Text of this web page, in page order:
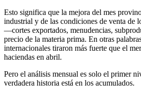
Esto significa que la mejora del mes
industrial y de las condiciones de venta de
—cortes exportados, menudencias,
precio de la materia prima. En otras
internacionales tiraron más fuerte que el
haciendas en abril.
Pero el análisis mensual es solo el primer
verdadera historia está en los acumulados.